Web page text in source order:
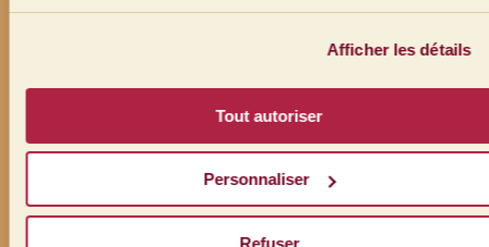
Afficher les détails
Tout autoriser
Personnaliser
Refuser